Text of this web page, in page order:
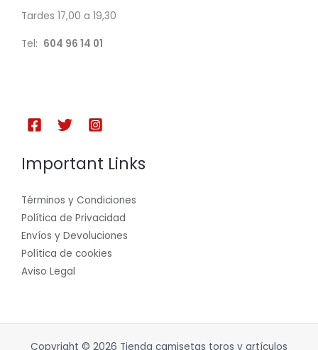
Tardes 17,00 a 19,30
Tel: 604 96 14 01
Important Links
Términos y Condiciones
Política de Privacidad
Envíos y Devoluciones
Política de cookies
Aviso Legal
Copyright © 2026 Tienda camisetas toros y artículos